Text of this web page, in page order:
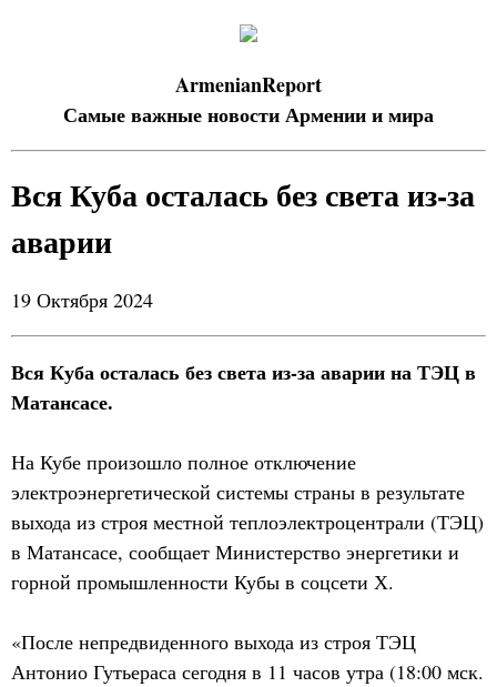
ArmenianReport
Самые важные новости Армении и мира
Вся Куба осталась без света из-за
аварии
19 Октября 2024
Вся Куба осталась без света из-за аварии на ТЭЦ в
Матансасе.
На Кубе произошло полное отключение
электроэнергетической системы страны в результате
выхода из строя местной теплоэлектроцентрали (ТЭЦ)
в Матансасе, сообщает Министерство энергетики и
горной промышленности Кубы в соцсети Х.
«После непредвиденного выхода из строя ТЭЦ
Антонио Гутьераса сегодня в 11 часов утра (18:00 мск.